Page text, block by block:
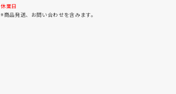
30
休業日
※商品発送、お問い合わせを含みます。